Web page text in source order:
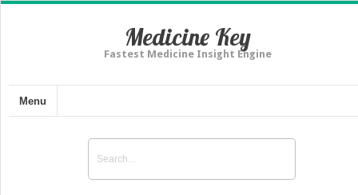
Medicine Key
Fastest Medicine Insight Engine
Menu